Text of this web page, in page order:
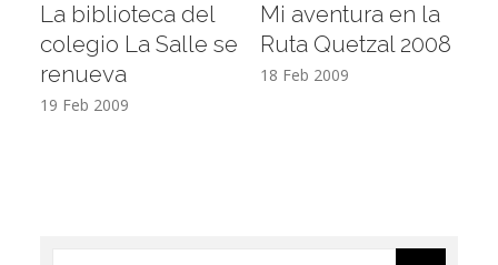
La biblioteca del
colegio La Salle se
renueva
19 Feb 2009
Mi aventura en la
Ruta Quetzal 2008
18 Feb 2009